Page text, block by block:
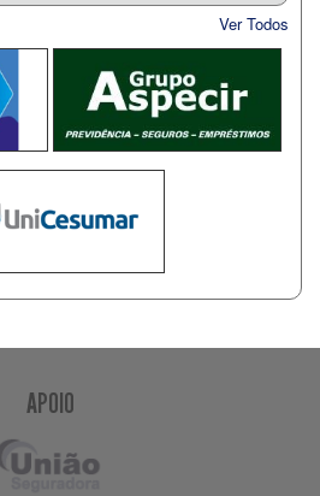
Ver Todos
APOIO